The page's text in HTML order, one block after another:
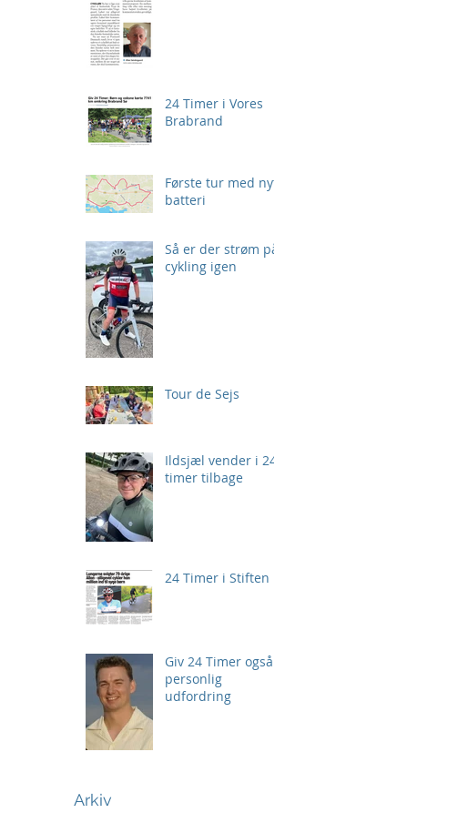
24 Timer i Vores
Brabrand
Første tur med nyt
batteri
Så er der strøm på
cykling igen
Tour de Sejs
Ildsjæl vender i 24
timer tilbage
24 Timer i Stiften
Giv 24 Timer også
personlig
udfordring
Arkiv